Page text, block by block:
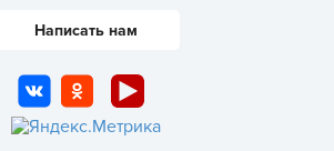
Написать нам